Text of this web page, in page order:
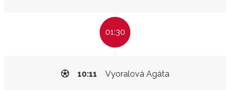
01:30
Vyoralová Agáta
10:11